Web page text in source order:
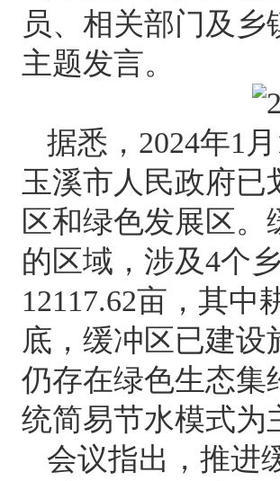
员、相关部门及
主题发言。
据悉，2024年1
玉溪市人民政府已
区和绿色发展区
的区域，涉及4个
12117.62亩，其中
底，缓冲区已建设
仍存在绿色生态集
统简易节水模式为
会议指出，推进